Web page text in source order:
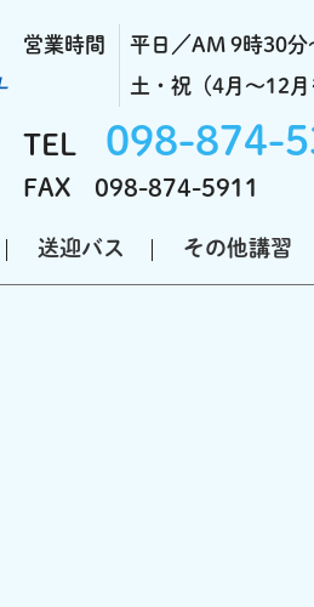
営業時間
平日／AM 9時30
土・祝（4月～12
TEL 098-874-
FAX 098-874-5911
送迎バス その他講習